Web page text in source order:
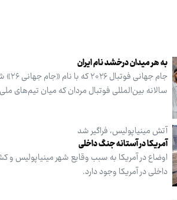
به هر میدان درخشد نام ایران
سالانه بین‌المللی فوتبال مردان که میان تیم‌های
آتش مینیاپولیس، فراگیر شد
آمریکا در آستانه جنگ داخلی
اوضاع در آمریکا به سبب وقایع شهر مینیاپولیس
داخلی در آمریکا وجود دارد.